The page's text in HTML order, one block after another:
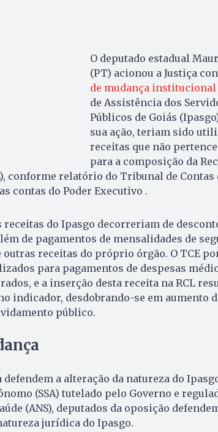
O deputado estadual
(PT) acionou a Justiça
de mudança institucional
de Assistência dos
Públicos de Goiás
sua ação, teriam sido
receitas que não
para a composição da
conforme relatório do Tribunal de Contas
contas do Poder Executivo .
receitas do Ipasgo decorreriam de
de pagamentos de mensalidades de
outras receitas do próprio órgão. O TCE
para pagamentos de despesas
e a inserção desta receita na RCL
indicador, desdobrando-se em aumento
público.
a alteração da natureza do
(SSA) tutelado pelo Governo e
(ANS), deputados da oposição
jurídica do Ipasgo.